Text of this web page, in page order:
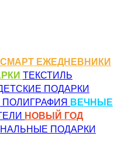
СМАРТ ЕЖЕДНЕВНИКИ
ТЕКСТИЛЬ
ПОДАРКИ
ПОЛИГРАФИЯ ВЕЧНЫЕ
НОВЫЙ ГОД
ПОДАРКИ